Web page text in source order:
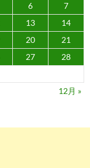
6
7
13
14
20
21
27
28
12月 »